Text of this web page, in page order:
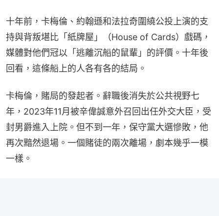
十年前，卡梅倫、約翰遜和法拉奇圍繞公投上演的支
持與背叛堪比「紙牌屋」（House of Cards）戲碼，
媒體對他們冠以「逃離沉船的鼠輩」的評價。十年後
回看，這條船上的人各有各的結局。
卡梅倫，賭局的發起者。辭職後消失於公共視野七
年，2023年11月被辛偉誠意外召回出任外交大臣，受
封男爵進入上院。但不到一年，保守黨大選慘敗，他
再次黯然退場。一個賭徒的兩次離場，劇本幾乎一模
一樣。